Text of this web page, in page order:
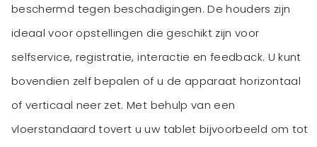
beschermd tegen beschadigingen. De houders zijn
ideaal voor opstellingen die geschikt zijn voor
selfservice, registratie, interactie en feedback. U kunt
bovendien zelf bepalen of u de apparaat horizontaal
of verticaal neer zet. Met behulp van een
vloerstandaard tovert u uw tablet bijvoorbeeld om tot